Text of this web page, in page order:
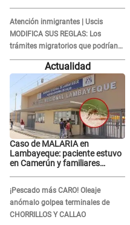
ENFRENTAMIENTO con Gabriel
Moisés: “Gracias”
Atención inmigrantes | Uscis
MODIFICA SUS REGLAS: Los
trámites migratorios que podrían
necesitar tu prueba de ADN
Actualidad
Caso de MALARIA en
Lambayeque: paciente estuvo
en Camerún y familiares
¡Pescado más CARO! Oleaje
anómalo golpea terminales de
CHORRILLOS Y CALLAO